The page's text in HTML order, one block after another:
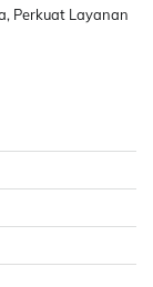
Perkuat Layanan